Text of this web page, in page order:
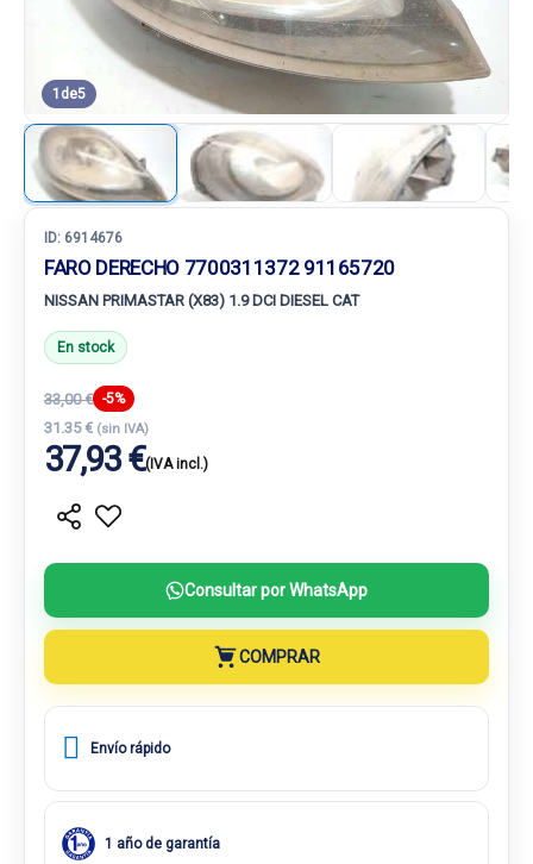
1 de5
ID: 6914676
FARO DERECHO 7700311372 91165720
NISSAN PRIMASTAR (X83) 1.9 DCI DIESEL CAT
En stock
33,00 € -5%
31.35 € (sin IVA)
37,93 €(IVA incl.)
Consultar por WhatsApp
COMPRAR
Envío rápido
1 año de garantía